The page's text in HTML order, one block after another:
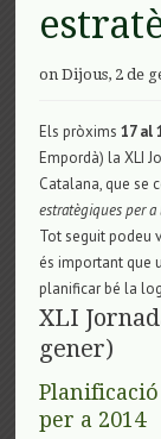
on Dijous, 2 de
Els pròxims17 al
Empordà) la XLI
Catalana, que se
estratègiques per a
Tot seguit podeu
és important que
planificar bé la
XLI
gener)
per a 2014